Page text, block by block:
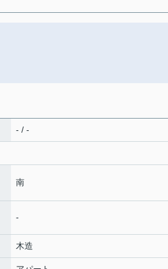
- / -
南
-
木造